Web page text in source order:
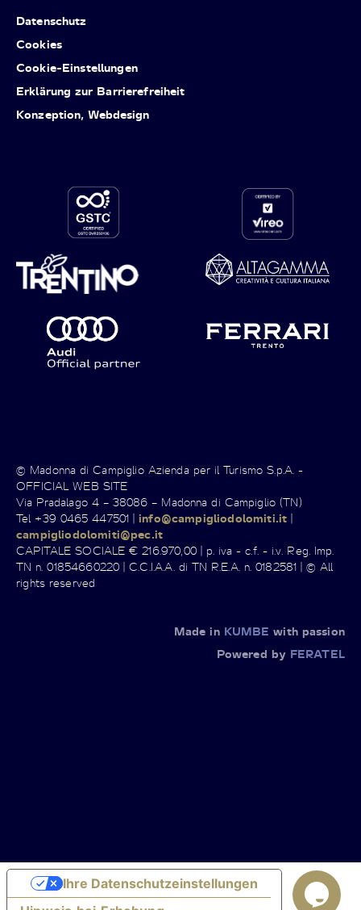
Datenschutz
Cookies
Cookie-Einstellungen
Erklärung zur Barrierefreiheit
Konzeption, Webdesign
© Madonna di Campiglio Azienda per il Turismo S.p.A. -
OFFICIAL WEB SITE
Via Pradalago 4 – 38086 – Madonna di Campiglio (TN)
Tel +39 0465 447501 |info@campigliodolomiti.it |
campigliodolomiti@pec.it
CAPITALE SOCIALE € 216.970,00 | p. iva - c.f. - i.v. Reg. Imp.
TN n. 01854660220 | C.C.I.A.A. di TN R.E.A. n. 0182581 | © All
rights reserved
Made in KUMBE with passion
Powered by FERATEL
Ihre Datenschutzeinstellungen